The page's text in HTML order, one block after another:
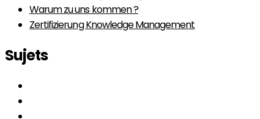
Warum zu uns kommen ?
Zertifizierung Knowledge Management
Sujets